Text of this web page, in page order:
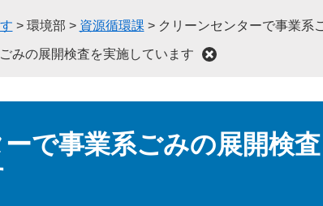
> 環境部 > 資源循環課 > クリーンセンターで事業系
みの展開検査を実施しています
で事業系ごみの展開検